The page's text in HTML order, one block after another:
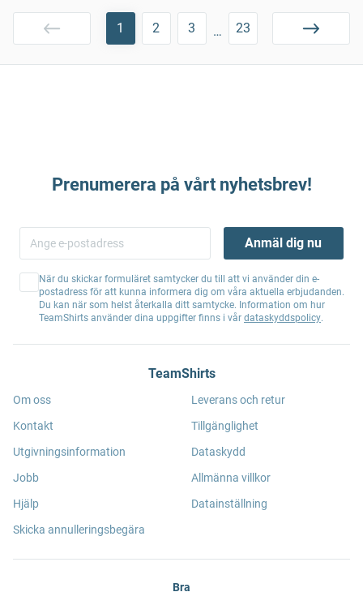
1 2 3 … 23
Prenumerera på vårt nyhetsbrev!
Anmäl dig nu
När du skickar formuläret samtycker du till att vi använder din e-
postadress för att kunna informera dig om våra aktuella erbjudanden.
Du kan när som helst återkalla ditt samtycke. Information om hur
TeamShirts använder dina uppgifter finns i vår dataskyddspolicy.
TeamShirts
Om oss
Kontakt
Utgivningsinformation
Jobb
Hjälp
Skicka annulleringsbegära
Leverans och retur
Tillgänglighet
Dataskydd
Allmänna villkor
Datainställning
Bra